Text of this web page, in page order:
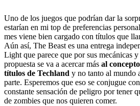
Uno de los juegos que podrían dar la
estarían en mi top de preferencias
mes viene bien cargado con títulos que
Aún así, The Beast es una entrega
Light que parece que por sus mecánicas
propuesta se va a acercar más al
títulos de Techland y no tanto al mundo
parte. Esperemos que eso se conjugue
constante sensación de peligro por tener
de zombies que nos quieren comer.